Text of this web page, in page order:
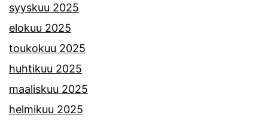
syyskuu 2025
elokuu 2025
toukokuu 2025
huhtikuu 2025
maaliskuu 2025
helmikuu 2025